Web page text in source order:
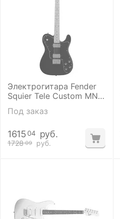
Электрогитара Fender
Squier Tele Custom MN
BLK
Под заказ
1728 09 руб.
1615 04 руб.